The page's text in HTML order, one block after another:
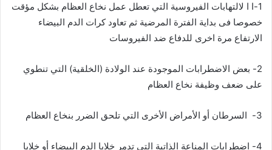
1-ا ا لالتهابات الفيروسية التي تعطل عمل نخاع العظام بشكل مؤقت
خصوصا فى بداية الفترة المرضية ثم تعاود كرات الدم البيضاء
الارتفاع مرة اخرى للدفاع ضد الفيروسات
2- بعض الاضطرابات الموجودة عند الولادة (الخلقية) التي تنطوي
على ضعف وظيفة نخاع العظام
3- السرطان أو الأمراض الأخرى التي تلحق الضرر بنخاع العظام
4- اضطرابات المناعة الذاتية التي تدمر خلايا الدم البيضاء أو خلايا